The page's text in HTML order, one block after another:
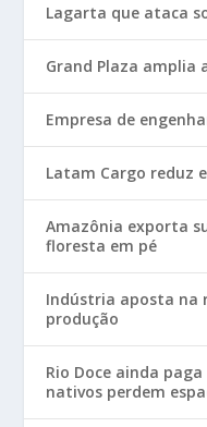
Lagarta que ataca
Grand Plaza amplia
Empresa de
Latam Cargo reduz
Amazônia exporta
floresta em pé
Indústria aposta na
produção
Rio Doce ainda
nativos perdem